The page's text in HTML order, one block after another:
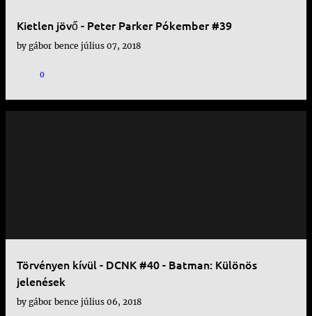
Kietlen jövő - Peter Parker Pókember #39
by gábor bence július 07, 2018
0
Törvényen kívül - DCNK #40 - Batman: Különös
jelenések
by gábor bence július 06, 2018